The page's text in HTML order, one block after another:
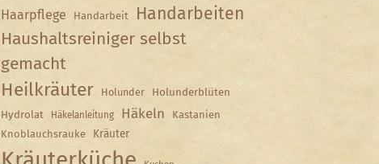
Haarpflege Handarbeit
Handarbeiten
Haushaltsreiniger selbst
gemacht
Heilkräuter Holunder
Holunderblüten
Hydrolat
Häkelanleitung Häkeln
Kastanien
Knoblauchsrauke
Kräuter